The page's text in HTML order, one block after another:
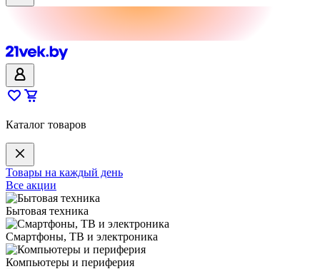
Каталог товаров
Товары на каждый день
Все акции
Бытовая техника
Смартфоны, ТВ и электроника
Компьютеры и периферия